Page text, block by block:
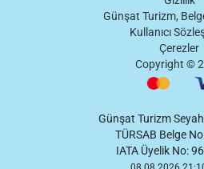
Günşat Turizm,
Kullanıcı
Çerezler
Copyright ©
Günşat Turizm
TÜRSAB Belge
IATA Üyelik No: